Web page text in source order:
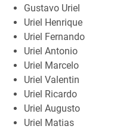
Gustavo Uriel
Uriel Henrique
Uriel Fernando
Uriel Antonio
Uriel Marcelo
Uriel Valentin
Uriel Ricardo
Uriel Augusto
Uriel Matias